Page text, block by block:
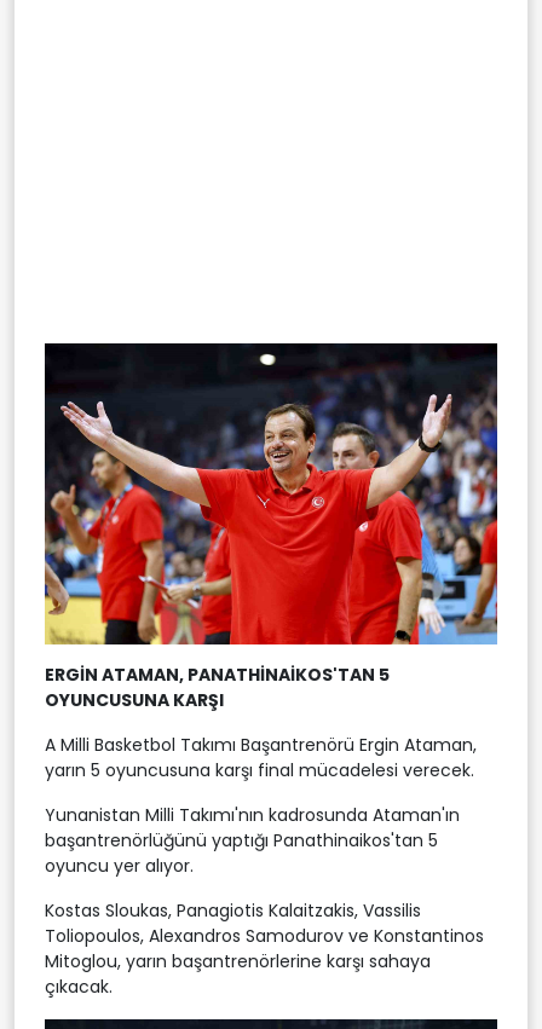
ERGİN ATAMAN, PANATHİNAİKOS'TAN 5
OYUNCUSUNA KARŞI
A Milli Basketbol Takımı Başantrenörü Ergin Ataman,
yarın 5 oyuncusuna karşı final mücadelesi verecek.
Yunanistan Milli Takımı'nın kadrosunda Ataman'ın
başantrenörlüğünü yaptığı Panathinaikos'tan 5
oyuncu yer alıyor.
Kostas Sloukas, Panagiotis Kalaitzakis, Vassilis
Toliopoulos, Alexandros Samodurov ve Konstantinos
Mitoglou, yarın başantrenörlerine karşı sahaya
çıkacak.